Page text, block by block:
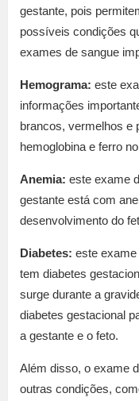
gestante, pois
possíveis condições
exames de sangue
Hemograma: este
informações
brancos, vermelhos e
hemoglobina e ferro
Anemia: este exame
gestante está com
desenvolvimento do
Diabetes: este exame
tem diabetes
surge durante a
diabetes gestacional
a gestante e o feto.
Além disso, o exame
outras condições,